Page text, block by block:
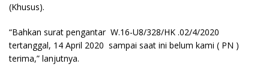
(Khusus).
“Bahkan surat pengantar W.16-U8/328/HK .02/4/2020
tertanggal, 14 April 2020 sampai saat ini belum kami ( PN )
terima,” lanjutnya.